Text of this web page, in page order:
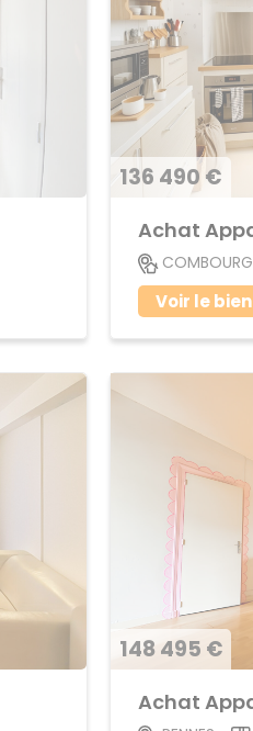
136 490 €
COMBOURG
Voir le bien
148 495 €